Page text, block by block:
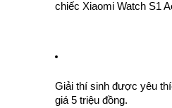
chiếc Xiaomi Watch S1
Giải thí sinh được yêu
giá 5 triệu đồng.